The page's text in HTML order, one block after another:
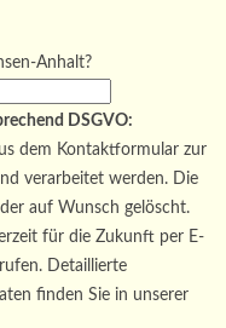
Anhalt?
DSGVO:
dem Kontaktformular zur
verarbeitet werden. Die
auf Wunsch gelöscht.
für die Zukunft per E-
Detaillierte
finden Sie in unserer